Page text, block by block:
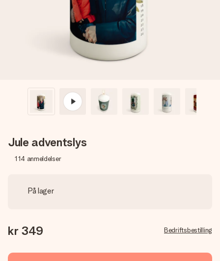
et bilde av dere eller en beskjed som virkelig berører
hjertet. Ikke noe tull, bare masse kjærlighet i øyeblikket.
Jule adventslys
114 anmeldelser
På lager
kr 349 Bedriftsbestilling